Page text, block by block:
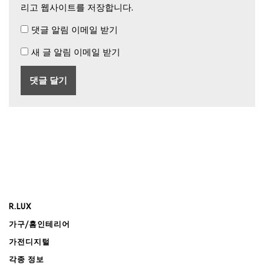
리고 웹사이트를 저장합니다.
댓글 알림 이메일 받기
새 글 알림 이메일 받기
R.LUX
가구/홈인테리어
가전디지털
각종 정보